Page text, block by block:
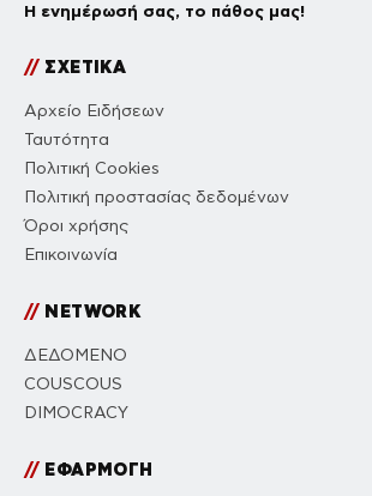
Η ενημέρωσή σας, το πάθος μας!
//ΣΧΕΤΙΚΑ
Αρχείο Ειδήσεων
Ταυτότητα
Πολιτική Cookies
Πολιτική προστασίας δεδομένων
Όροι χρήσης
Επικοινωνία
//NETWORK
ΔΕΔΟΜΕΝΟ
COUSCOUS
DIMOCRACY
//ΕΦΑΡΜΟΓΗ